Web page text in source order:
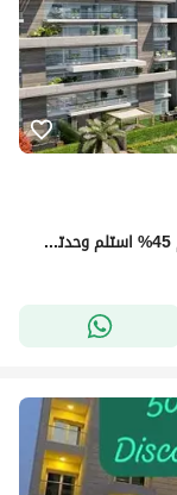
فى أميز موقع فى العاصمة الإدارية فى R7 وبخصم 45% استلم وحدتك متشطبة و إستلام فورى بالقرب من معظم الطرق الرئيسية و الحى الرئاسى و مطار العاصمة